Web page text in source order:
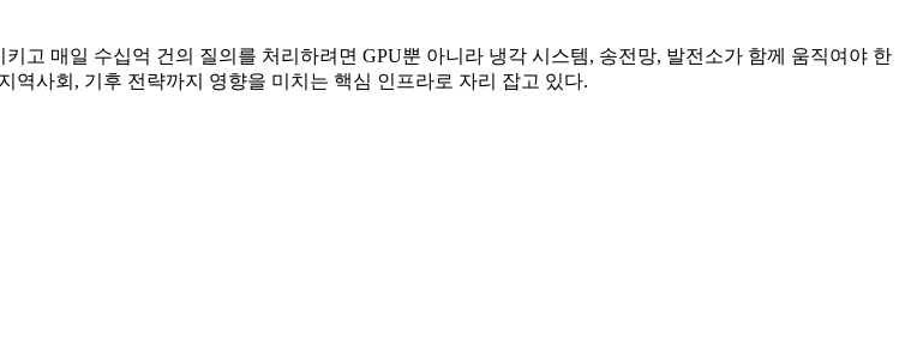
고 매일 수십억 건의 질의를 처리하려면 GPU뿐 아니라 냉각 시스템, 송전망, 발전소가 함께 움직여야 한
사회, 기후 전략까지 영향을 미치는 핵심 인프라로 자리 잡고 있다.